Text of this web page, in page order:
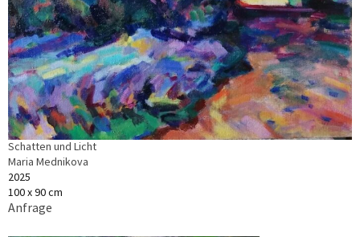
Schatten und Licht
Maria Mednikova
2025
100 x 90 cm
Anfrage